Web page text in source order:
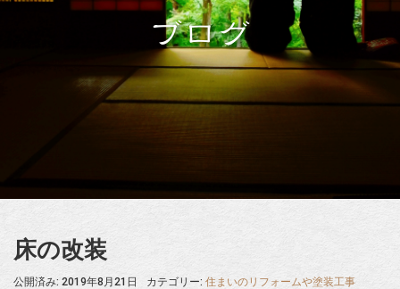
ブログ
床の改装
公開済み: 2019年8月21日 カテゴリー: 住まいのリフォームや塗装工事